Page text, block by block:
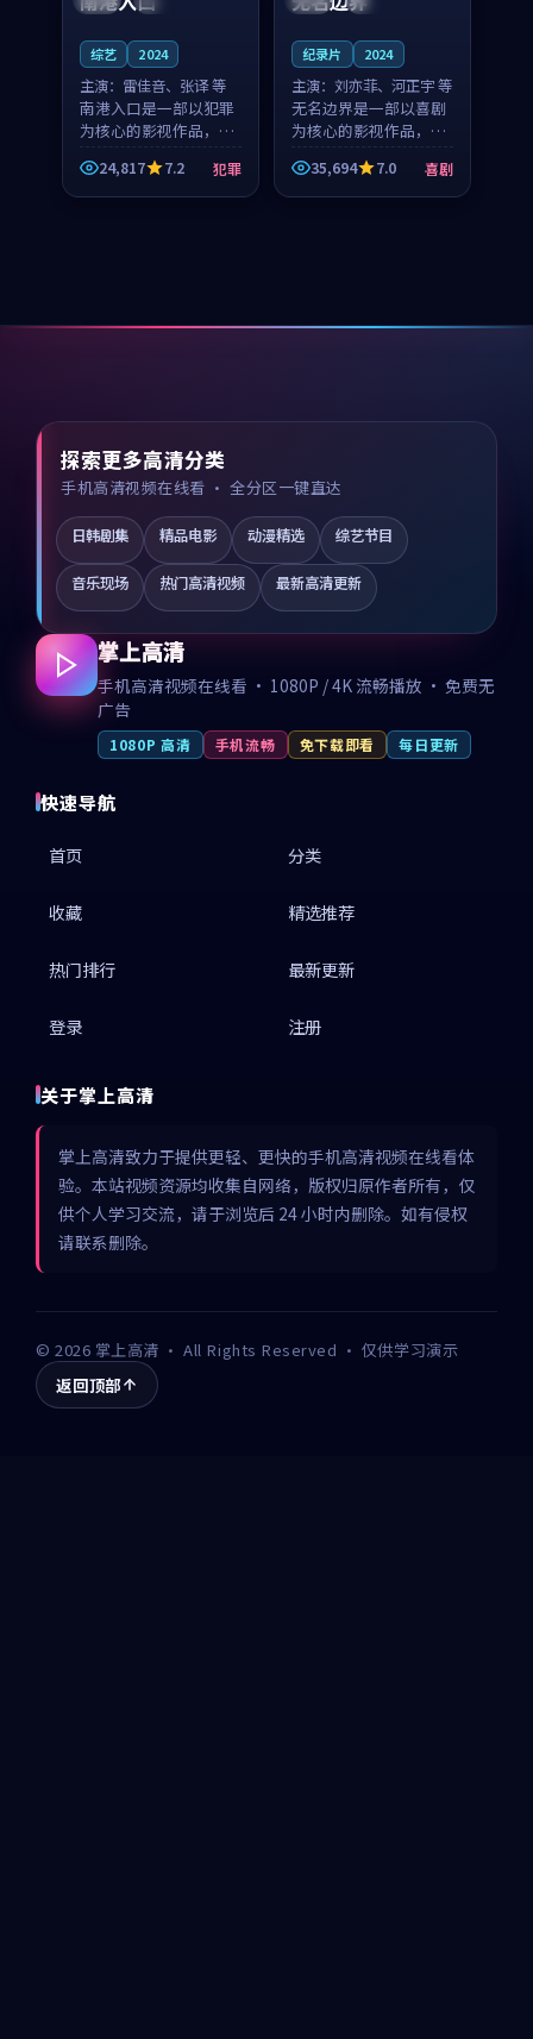
综艺 2024
主演： 雷佳音、张译 等
南港入口是一部以犯罪
为核心的影视作品，围
绕危机、反转与人物成
长展开，整体节奏紧
凑，值得推荐观看。
24,817 7.2 犯罪
纪录片 2024
主演： 刘亦菲、河正宇 等
无名边界是一部以喜剧
为核心的影视作品，围
绕危机、反转与人物成
长展开，整体节奏紧
凑，值得推荐观看。
35,694 7.0 喜剧
探索更多高清分类
手机高清视频在线看 · 全分区一键直达
日韩剧集 精品电影 动漫精选 综艺节目
音乐现场 热门高清视频 最新高清更新
掌上高清
手机高清视频在线看 · 1080P / 4K 流畅播放 · 免费无
广告
1080P 高清 手机流畅 免下载即看 每日更新
快速导航
首页 分类
收藏 精选推荐
热门排行 最新更新
登录 注册
关于掌上高清
掌上高清致力于提供更轻、更快的手机高清视频在线看体
验。本站视频资源均收集自网络，版权归原作者所有，仅
供个人学习交流，请于浏览后 24 小时内删除。如有侵权
请联系删除。
©2026 掌上高清 · All Rights Reserved · 仅供学习演示
返回顶部